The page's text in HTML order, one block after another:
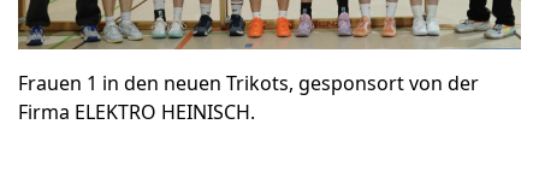
Frauen 1 in den neuen Trikots, gesponsort von der
Firma ELEKTRO HEINISCH.